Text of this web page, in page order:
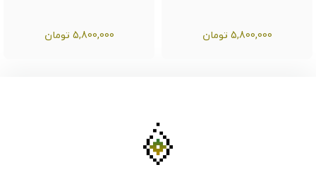
5,800,000 تومان 5,800,000 تومان